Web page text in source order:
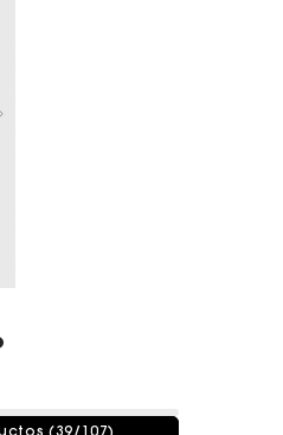
of 5 Customer Rating
(39/107)